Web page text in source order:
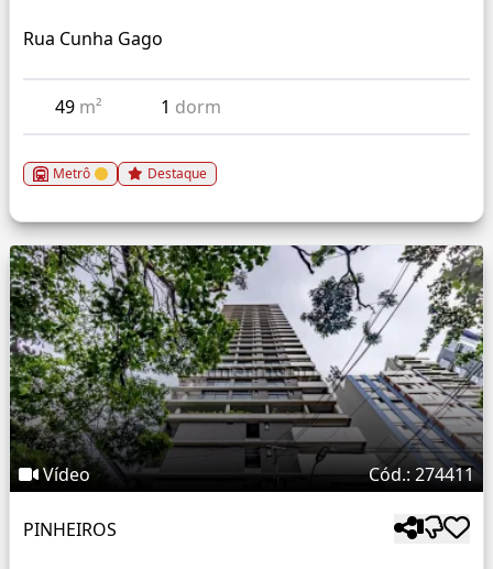
Rua Cunha Gago
49 m² 1 dorm
Metrô Destaque
Vídeo Cód.: 274411
PINHEIROS